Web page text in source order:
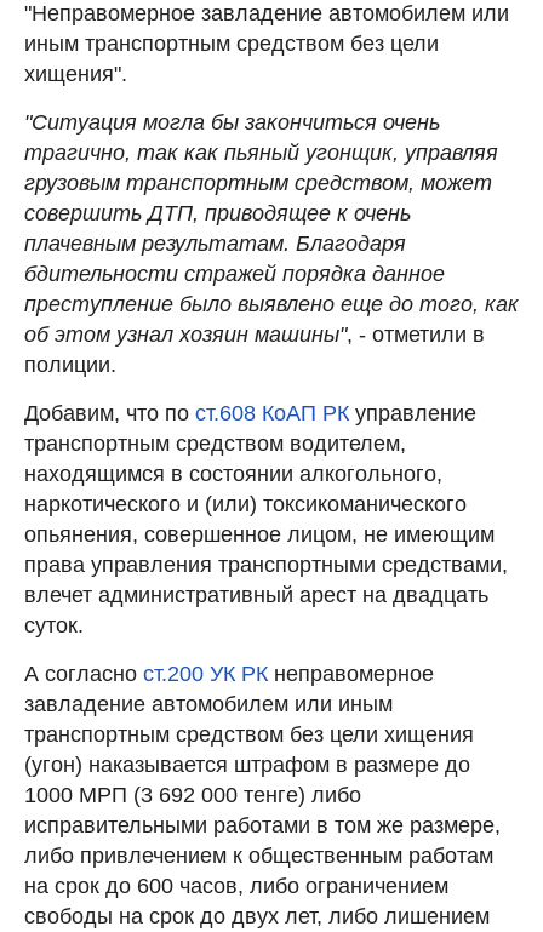
"Неправомерное завладение автомобилем или
иным транспортным средством без цели
хищения".
"Ситуация могла бы закончиться очень
трагично, так как пьяный угонщик, управляя
грузовым транспортным средством, может
совершить ДТП, приводящее к очень
плачевным результатам. Благодаря
бдительности стражей порядка данное
преступление было выявлено еще до того, как
об этом узнал хозяин машины", - отметили в
полиции.
Добавим, что по ст.608 КоАП РКуправление
транспортным средством водителем,
находящимся в состоянии алкогольного,
наркотического и (или) токсикоманического
опьянения, совершенное лицом, не имеющим
права управления транспортными средствами,
влечет административный арест на двадцать
суток.
А согласно ст.200 УК РКнеправомерное
завладение автомобилем или иным
транспортным средством без цели хищения
(угон) наказывается штрафом в размере до
1000 МРП (3 692 000 тенге) либо
исправительными работами в том же размере,
либо привлечением к общественным работам
на срок до 600 часов, либо ограничением
свободы на срок до двух лет, либо лишением